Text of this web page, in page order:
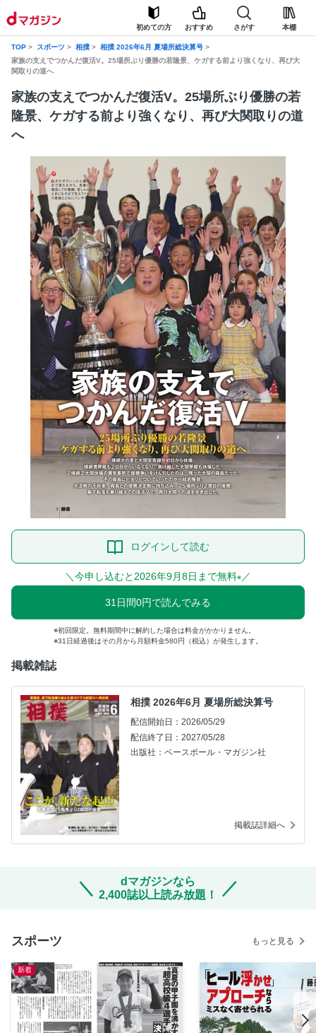
初めての方 おすすめ さがす 本棚
TOP スポーツ 相撲
相撲 2026年6月 夏場所総決算号
家族の支えでつかんだ復活V。25場所ぶり優勝の若隆景、ケガする前より強くなり、再び大
関取りの道へ
家族の支えでつかんだ復活V。25場所ぶり優勝の若
隆景、ケガする前より強くなり、再び大関取りの道
へ
ログインして読む
＼今申し込むと2026年9月8日まで無料※ ／
31日間0円で読んでみる
初回限定。無料期間中に解約した場合は料金がかかりません。
31日経過後はその月から月額料金580円（税込）が発生します。
掲載雑誌
相撲 2026年6月 夏場所総決算号
配信開始日：2026/05/29
配信終了日：2027/05/28
出版社：ベースボール・マガジン社
掲載誌詳細へ
dマガジンなら
2,400誌以上読み放題！
スポーツ もっと見る
新着